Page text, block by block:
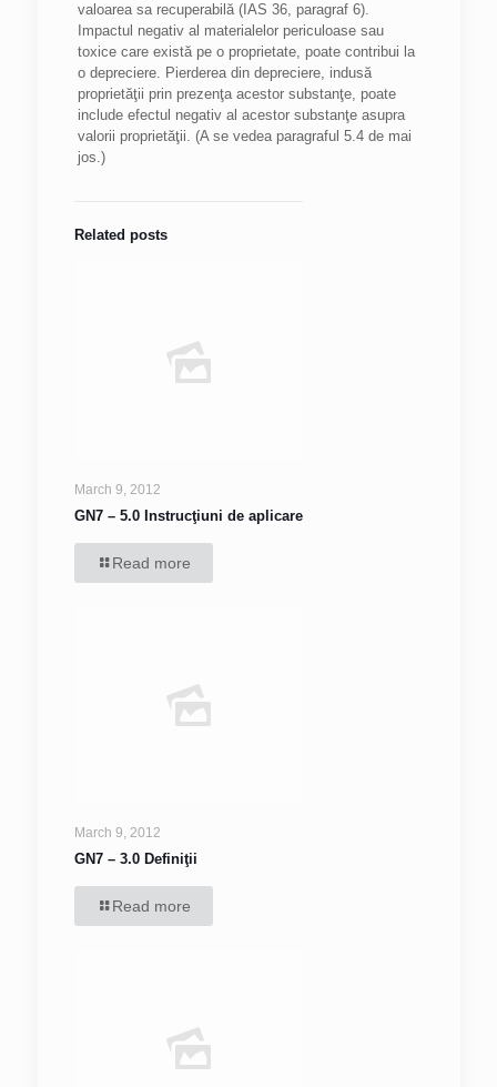
valoarea sa recuperabilă (IAS 36, paragraf 6).
Impactul negativ al materialelor periculoase sau
toxice care există pe o proprietate, poate contribui la
o depreciere. Pierderea din depreciere, indusă
proprietăţii prin prezenţa acestor substanţe, poate
include efectul negativ al acestor substanţe asupra
valorii proprietăţii. (A se vedea paragraful 5.4 de mai
jos.)
Related posts
March 9, 2012
GN7 – 5.0 Instrucţiuni de aplicare
Read more
March 9, 2012
GN7 – 3.0 Definiţii
Read more